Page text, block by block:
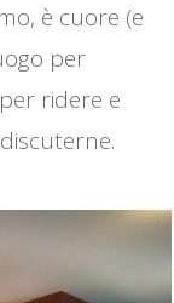
è cuore (e
per
ridere e